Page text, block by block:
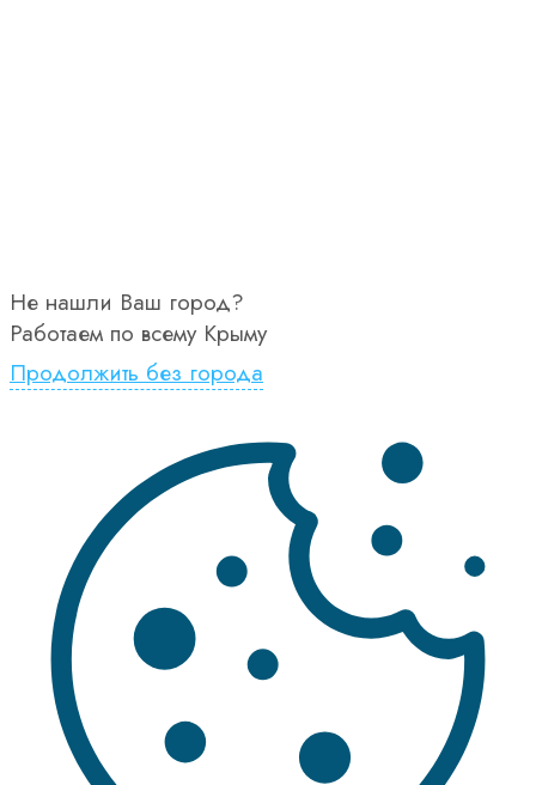
Не нашли Ваш город?
Работаем по всему Крыму
Продолжить без города